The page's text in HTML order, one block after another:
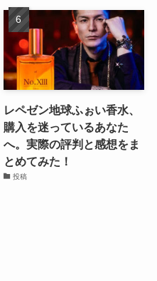
レペゼン地球ふぉい香水、
購入を迷っているあなた
へ。実際の評判と感想をま
とめてみた！
投稿